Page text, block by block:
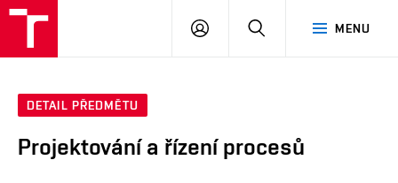
MENU
PŘIHLÁSIT
DETAIL PŘEDMĚTU
Projektování a řízení procesů